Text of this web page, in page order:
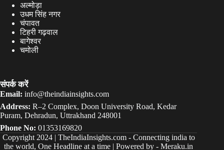
अल्मोड़ा
उधम सिंह नगर
चंपावत
टिहरी गढ़वाल
बागेश्वर
चमोली
संपर्क करें
Email: info@theindiainsights.com
Address: R–2 Complex, Doon University Road, Kedar
Puram, Dehradun, Uttrakhand 248001
Phone No: 01353169820
Copyright 2024 | TheIndiaInsights.com- Connecting india to
the world, One Headline at a time | Powered by -Meraku.in